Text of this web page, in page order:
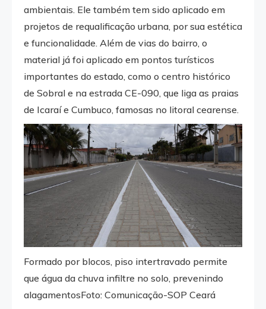
ambientais. Ele também tem sido aplicado em
projetos de requalificação urbana, por sua estética
e funcionalidade. Além de vias do bairro, o
material já foi aplicado em pontos turísticos
importantes do estado, como o centro histórico
de Sobral e na estrada CE-090, que liga as praias
de Icaraí e Cumbuco, famosas no litoral cearense.
Formado por blocos, piso intertravado permite
que água da chuva infiltre no solo, prevenindo
alagamentosFoto: Comunicação-SOP Ceará